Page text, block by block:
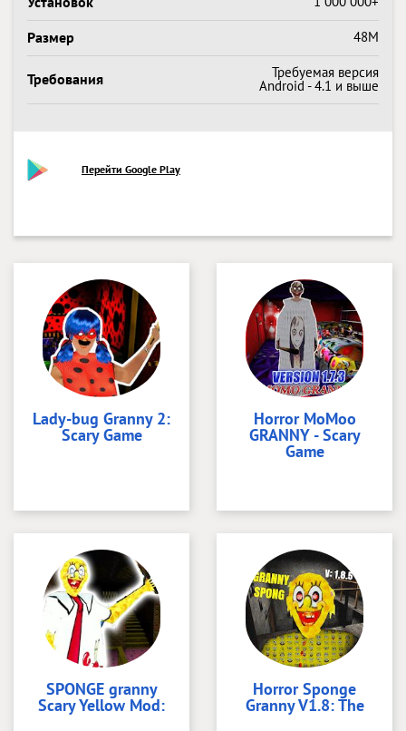
Размер 48M
Требования Требуемая версия
Android - 4.1 и выше
Перейти Google Play
Lady-bug Granny 2:
Scary Game
Horror MoMoo
GRANNY - Scary
Game
SPONGE granny
Scary Yellow Mod:
Horror Sponge
Granny V1.8: The